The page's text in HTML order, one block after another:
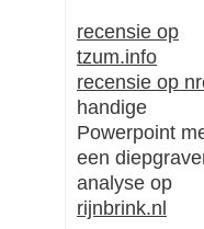
recensie op
tzum.info
recensie op
handige
Powerpoint
een
analyse op
rijnbrink.nl